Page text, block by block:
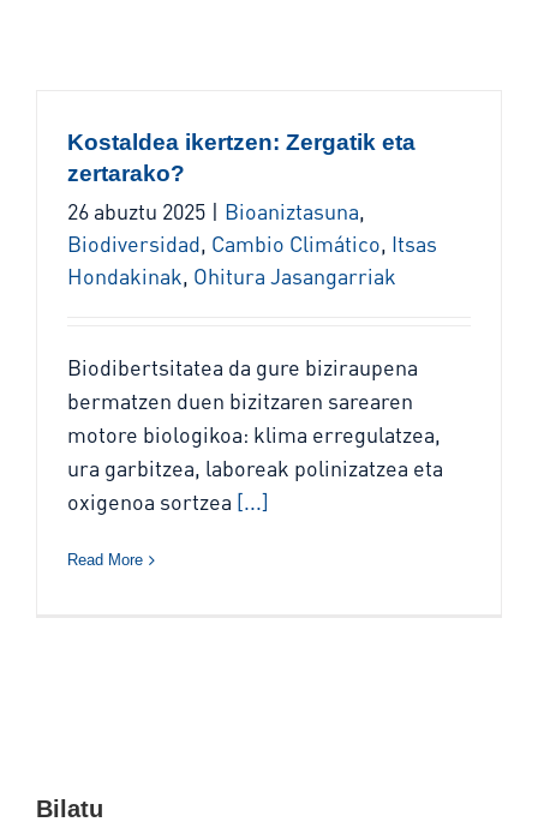
Kostaldea ikertzen: Zergatik eta
zertarako?
26 abuztu 2025 | Bioaniztasuna,
Biodiversidad, Cambio Climático, Itsas
Hondakinak, Ohitura Jasangarriak
Biodibertsitatea da gure biziraupena
bermatzen duen bizitzaren sarearen
motore biologikoa: klima erregulatzea,
ura garbitzea, laboreak polinizatzea eta
oxigenoa sortzea [...]
Read More
Bilatu